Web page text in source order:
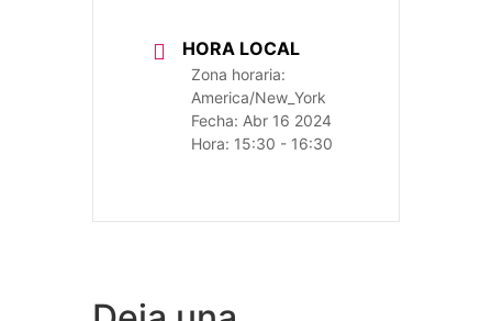
HORA LOCAL
Zona horaria:
America/New_York
Fecha: Abr 16 2024
Hora: 15:30 - 16:30